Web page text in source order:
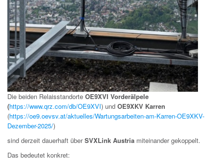
Die beiden Relaisstandorte OE9XVI Vorderälpele
(https://www.qrz.com/db/OE9XVI) und OE9XKV Karren
(https://oe9.oevsv.at/aktuelles/Wartungsarbeiten-am-Karren-OE9XKV-
Dezember-2025/)
sind derzeit dauerhaft überSVXLink Austria miteinander gekoppelt.
Das bedeutet konkret: